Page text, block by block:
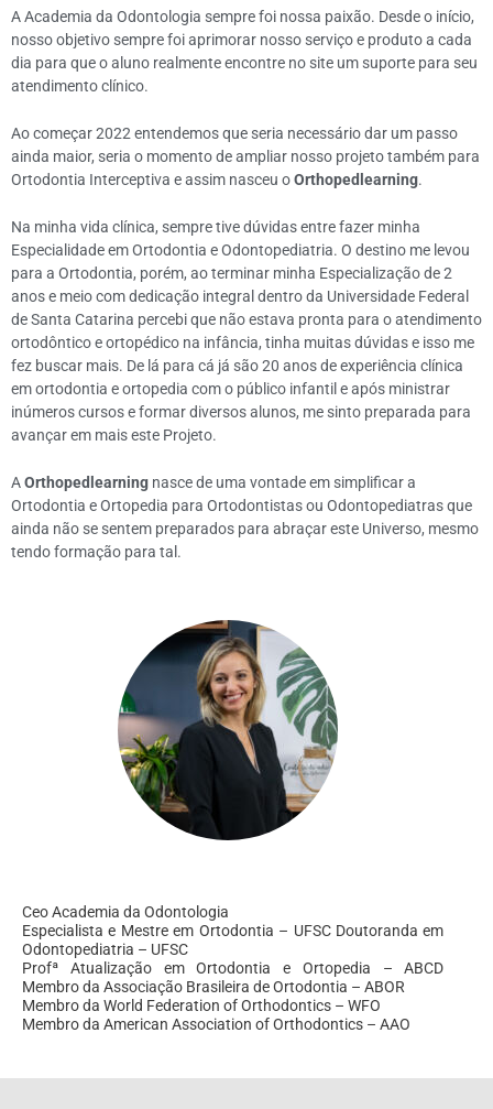
A Academia da Odontologia sempre foi nossa paixão. Desde o início,
nosso objetivo sempre foi aprimorar nosso serviço e produto a cada
dia para que o aluno realmente encontre no site um suporte para seu
atendimento clínico.
Ao começar 2022 entendemos que seria necessário dar um passo
ainda maior, seria o momento de ampliar nosso projeto também para
Ortodontia Interceptiva e assim nasceu oOrthopedlearning.
Na minha vida clínica, sempre tive dúvidas entre fazer minha
Especialidade em Ortodontia e Odontopediatria. O destino me levou
para a Ortodontia, porém, ao terminar minha Especialização de 2
anos e meio com dedicação integral dentro da Universidade Federal
de Santa Catarina percebi que não estava pronta para o atendimento
ortodôntico e ortopédico na infância, tinha muitas dúvidas e isso me
fez buscar mais. De lá para cá já são 20 anos de experiência clínica
em ortodontia e ortopedia com o público infantil e após ministrar
inúmeros cursos e formar diversos alunos, me sinto preparada para
avançar em mais este Projeto.
AOrthopedlearning nasce de uma vontade em simplificar a
Ortodontia e Ortopedia para Ortodontistas ou Odontopediatras que
ainda não se sentem preparados para abraçar este Universo, mesmo
tendo formação para tal.
Ceo Academia da Odontologia
Especialista e Mestre em Ortodontia – UFSC Doutoranda em
Odontopediatria – UFSC
Profª Atualização em Ortodontia e Ortopedia – ABCD
Membro da Associação Brasileira de Ortodontia – ABOR
Membro da World Federation of Orthodontics – WFO
Membro da American Association of Orthodontics – AAO